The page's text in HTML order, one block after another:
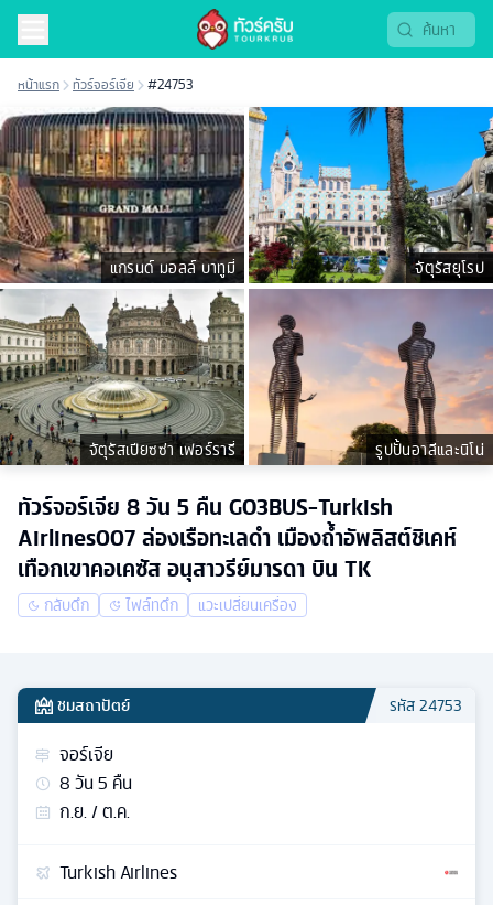
หน้าแรก ทัวร์จอร์เจีย #24753
แกรนด์ มอลล์ บาทูมี่ จัตุรัสยุโรป
จัตุรัสเปียซซ่า เฟอร์รารี่ รูปปั้นอาลีและนิโน่
ทัวร์จอร์เจีย 8 วัน 5 คืน GO3BUS-Turkish
Airlines007 ล่องเรือทะเลดำ เมืองถ้ำอัพลิสต์ชิเคห์
เทือกเขาคอเคซัส อนุสาวรีย์มารดา บิน TK
กลับดึก ไฟล์ทดึก แวะเปลี่ยนเครื่อง
ชมสถาปัตย์ รหัส24753
จอร์เจีย
8วัน5 คืน
ก.ย. / ต.ค.
Turkish Airlines